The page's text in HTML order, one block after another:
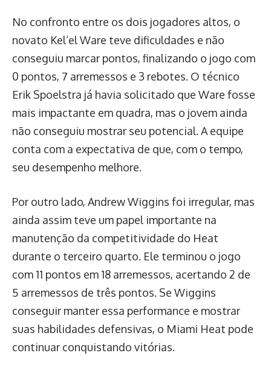
No confronto entre os dois jogadores altos, o
novato Kel’el Ware teve dificuldades e não
conseguiu marcar pontos, finalizando o jogo com
0 pontos, 7 arremessos e 3 rebotes. O técnico
Erik Spoelstra já havia solicitado que Ware fosse
mais impactante em quadra, mas o jovem ainda
não conseguiu mostrar seu potencial. A equipe
conta com a expectativa de que, com o tempo,
seu desempenho melhore.
Por outro lado, Andrew Wiggins foi irregular, mas
ainda assim teve um papel importante na
manutenção da competitividade do Heat
durante o terceiro quarto. Ele terminou o jogo
com 11 pontos em 18 arremessos, acertando 2 de
5 arremessos de três pontos. Se Wiggins
conseguir manter essa performance e mostrar
suas habilidades defensivas, o Miami Heat pode
continuar conquistando vitórias.